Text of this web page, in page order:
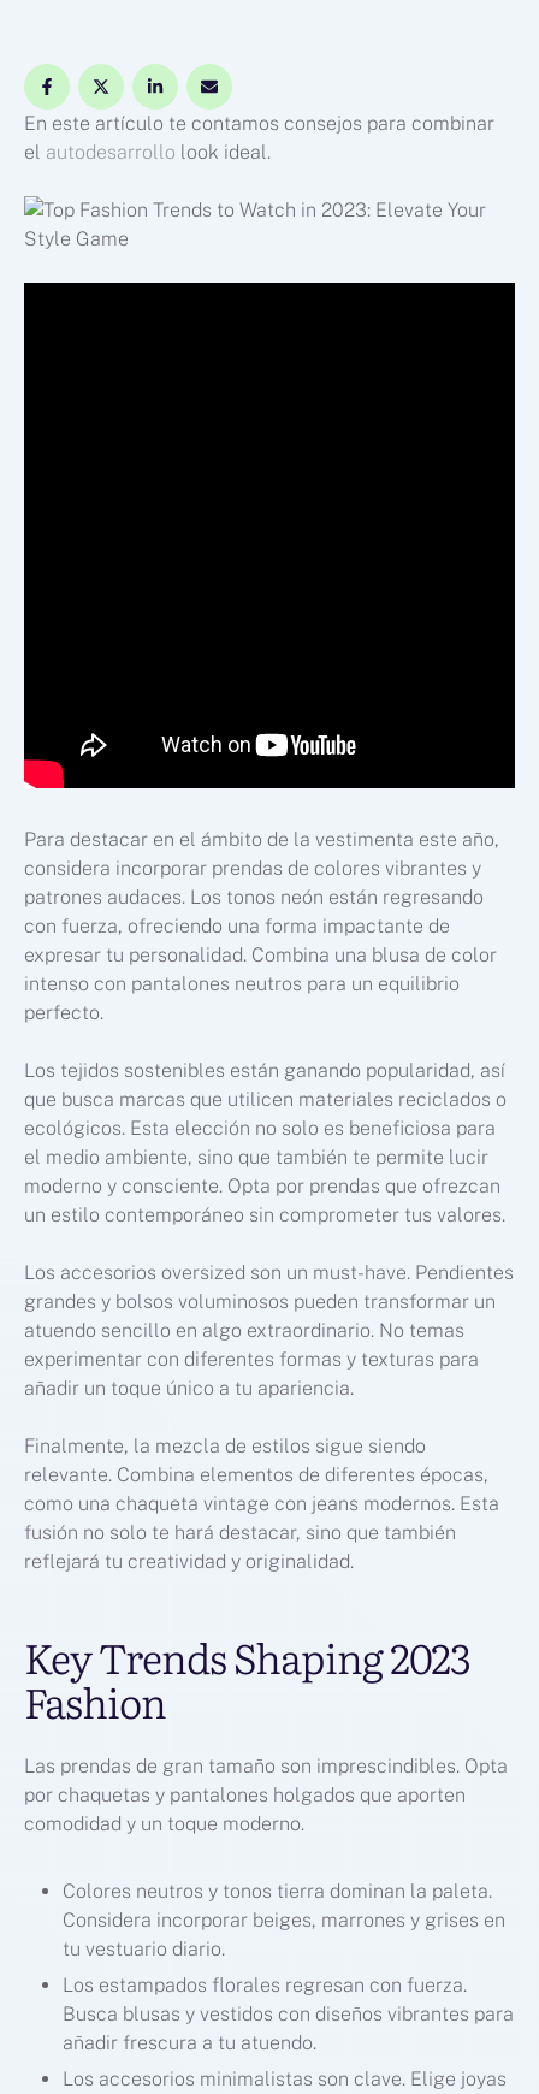
En este artículo te contamos consejos para combinar
el autodesarrollo look ideal.
Para destacar en el ámbito de la vestimenta este año,
considera incorporar prendas de colores vibrantes y
patrones audaces. Los tonos neón están regresando
con fuerza, ofreciendo una forma impactante de
expresar tu personalidad. Combina una blusa de color
intenso con pantalones neutros para un equilibrio
perfecto.
Los tejidos sostenibles están ganando popularidad, así
que busca marcas que utilicen materiales reciclados o
ecológicos. Esta elección no solo es beneficiosa para
el medio ambiente, sino que también te permite lucir
moderno y consciente. Opta por prendas que ofrezcan
un estilo contemporáneo sin comprometer tus valores.
Los accesorios oversized son un must-have. Pendientes
grandes y bolsos voluminosos pueden transformar un
atuendo sencillo en algo extraordinario. No temas
experimentar con diferentes formas y texturas para
añadir un toque único a tu apariencia.
Finalmente, la mezcla de estilos sigue siendo
relevante. Combina elementos de diferentes épocas,
como una chaqueta vintage con jeans modernos. Esta
fusión no solo te hará destacar, sino que también
reflejará tu creatividad y originalidad.
Key Trends Shaping 2023
Fashion
Las prendas de gran tamaño son imprescindibles. Opta
por chaquetas y pantalones holgados que aporten
comodidad y un toque moderno.
Colores neutros y tonos tierra dominan la paleta.
Considera incorporar beiges, marrones y grises en
tu vestuario diario.
Los estampados florales regresan con fuerza.
Busca blusas y vestidos con diseños vibrantes para
añadir frescura a tu atuendo.
Los accesorios minimalistas son clave. Elige joyas